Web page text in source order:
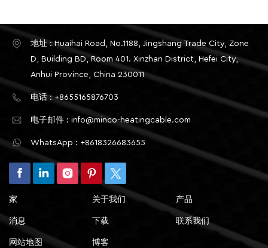
地址 : Huaihai Road, No.1188, Jingshang Trade City, Zone
D, Building BD, Room 401. Xinzhan District, Hefei City,
Anhui Province, China 230011
电话 : +8655165876703
电子邮件 : info@minco-heatingcable.com
WhatsApp : +8618326683655
家 关于我们 产品
消息 下载 联系我们
网站地图 博客